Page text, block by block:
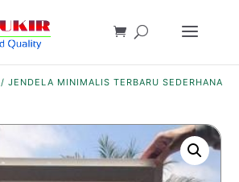
/ JENDELA MINIMALIS TERBARU SEDERHANA